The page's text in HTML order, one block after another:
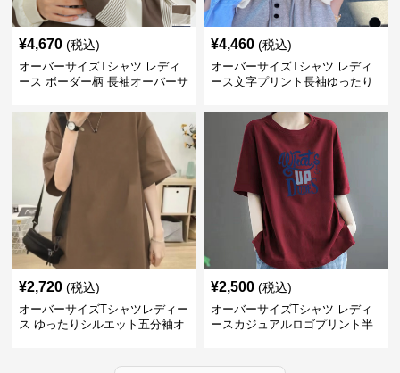
¥4,670 (税込)
オーバーサイズTシャツ レディ
ース ボーダー柄 長袖オーバーサ
¥4,460 (税込)
オーバーサイズTシャツ レディ
ース文字プリント長袖ゆったり
¥2,720 (税込)
オーバーサイズTシャツレディー
ス ゆったりシルエット五分袖オ
¥2,500 (税込)
オーバーサイズTシャツ レディ
ースカジュアルロゴプリント半